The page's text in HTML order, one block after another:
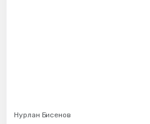
Нурлан Бисенов